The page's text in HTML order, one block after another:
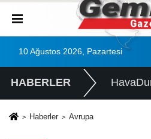
10 Ağustos 2026, Pazartesi
HABERLER
Haberler Avrupa